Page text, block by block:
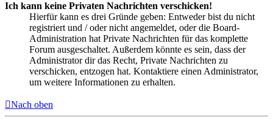
Ich kann keine Privaten Nachrichten verschicken!
Hierfür kann es drei Gründe geben: Entweder bist du nicht
registriert und / oder nicht angemeldet, oder die Board-
Administration hat Private Nachrichten für das komplette
Forum ausgeschaltet. Außerdem könnte es sein, dass der
Administrator dir das Recht, Private Nachrichten zu
verschicken, entzogen hat. Kontaktiere einen Administrator,
um weitere Informationen zu erhalten.
Nach oben